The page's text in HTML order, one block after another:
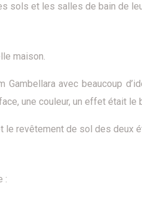
sols et les salles de bain de
maison.
avec beaucoup
une couleur, un effet était le
le revêtement de sol des deux
: